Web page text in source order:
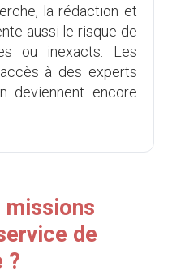
la rédaction et
aussi le risque de
ou inexacts. Les
à des experts
deviennent encore
missions
de
?